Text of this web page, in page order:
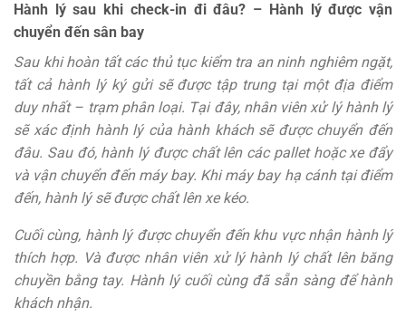
Hành lý sau khi check-in đi đâu? – Hành lý được vận
chuyển đến sân bay
Sau khi hoàn tất các thủ tục kiểm tra an ninh nghiêm ngặt,
tất cả hành lý ký gửi sẽ được tập trung tại một địa điểm
duy nhất – trạm phân loại. Tại đây, nhân viên xử lý hành lý
sẽ xác định hành lý của hành khách sẽ được chuyển đến
đâu. Sau đó, hành lý được chất lên các pallet hoặc xe đẩy
và vận chuyển đến máy bay. Khi máy bay hạ cánh tại điểm
đến, hành lý sẽ được chất lên xe kéo.
Cuối cùng, hành lý được chuyển đến khu vực nhận hành lý
thích hợp. Và được nhân viên xử lý hành lý chất lên băng
chuyền bằng tay. Hành lý cuối cùng đã sẵn sàng để hành
khách nhận.